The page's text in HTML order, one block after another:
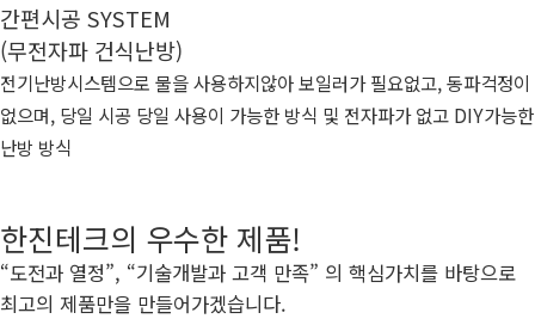
간편시공 SYSTEM
(무전자파 건식난방)
전기난방시스템으로 물을 사용하지않아 보일러가 필요없고, 동파걱정이
없으며, 당일 시공 당일 사용이 가능한 방식 및 전자파가 없고 DIY가능한
난방 방식
한진테크의 우수한 제품!
“도전과 열정”, “기술개발과 고객 만족” 의 핵심가치를 바탕으로
최고의 제품만을 만들어가겠습니다.